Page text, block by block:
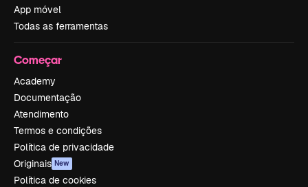
App móvel
Todas as ferramentas
Começar
Academy
Documentação
Atendimento
Termos e condições
Política de privacidade
Originais New
Política de cookies